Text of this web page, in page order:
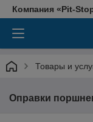
Компания «Pit-
Товары и
Оправки